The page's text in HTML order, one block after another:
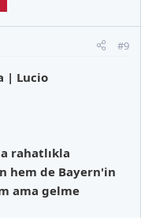
#9
| Lucio
rahatlıkla
hem de Bayern'in
ama gelme